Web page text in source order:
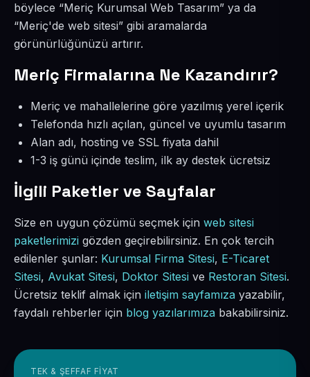
böylece “Meriç Kurumsal Web Tasarım” ya da
“Meriç'de web sitesi” gibi aramalarda
görünürlüğünüzü artırır.
Meriç Firmalarına Ne Kazandırır?
Meriç ve mahallelerine göre yazılmış yerel içerik
Telefonda hızlı açılan, güncel ve uyumlu tasarım
Alan adı, hosting ve SSL fiyata dahil
1-3 iş günü içinde teslim, ilk ay destek ücretsiz
İlgili Paketler ve Sayfalar
Size en uygun çözümü seçmek için web sitesi
paketlerimizi gözden geçirebilirsiniz. En çok tercih
edilenler şunlar: Kurumsal Firma Sitesi, E-Ticaret
Sitesi, Avukat Sitesi, Doktor Sitesi ve Restoran Sitesi.
Ücretsiz teklif almak için iletişim sayfamıza yazabilir,
faydalı rehberler için blog yazılarımıza bakabilirsiniz.
TEK & ŞEFFAF FIYAT